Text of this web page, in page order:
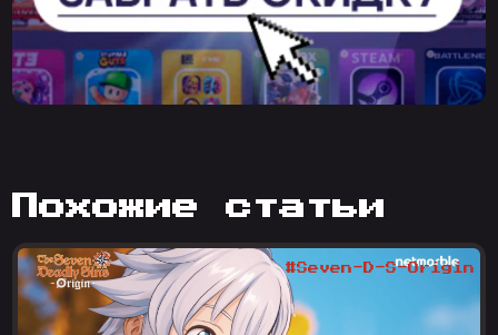
похожие статьи
#Seven-D-S-Origin